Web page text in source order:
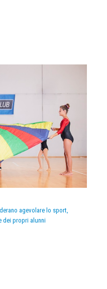
agevolare lo sport,
dei propri alunni